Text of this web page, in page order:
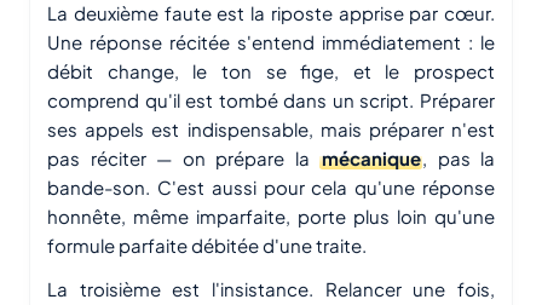
La deuxième faute est la riposte apprise par cœur.
Une réponse récitée s'entend immédiatement : le
débit change, le ton se fige, et le prospect
comprend qu'il est tombé dans un script. Préparer
ses appels est indispensable, mais préparer n'est
pas réciter — on prépare la mécanique, pas la
bande-son. C'est aussi pour cela qu'une réponse
honnête, même imparfaite, porte plus loin qu'une
formule parfaite débitée d'une traite.
La troisième est l'insistance. Relancer une fois,